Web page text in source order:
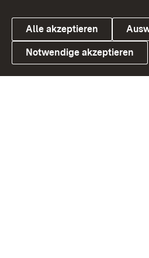
Link zum Landesportal
Alle akzeptieren
Notwendige akzeptieren